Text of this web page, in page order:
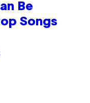
Be
Songs